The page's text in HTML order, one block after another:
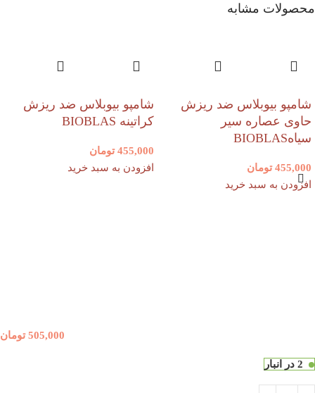
محصولات مشابه
شامپو بیوبلاس ضد ریزش
حاوی عصاره سیر
سیاهBIOBLAS
455,000 تومان
افزودن به سبد خرید
شامپو بیوبلاس ضد ریزش
کراتینه BIOBLAS
455,000 تومان
افزودن به سبد خرید
505,000 تومان
2 در انبار